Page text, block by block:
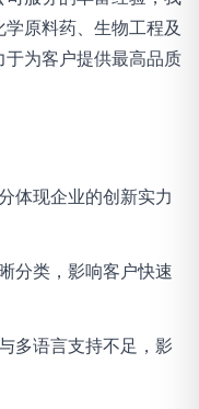
原料药、生物工程及
为客户提供最高品质
体现企业的创新实力
分类，影响客户快速
多语言支持不足，影